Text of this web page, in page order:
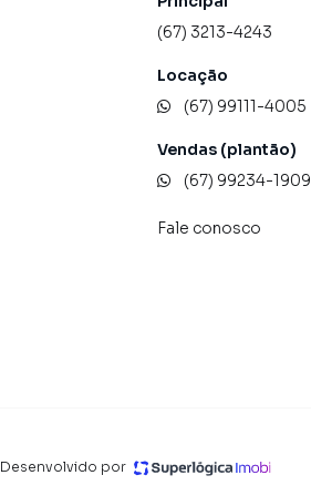
(67) 3213-4243
Locação
(67) 99111-4005
Vendas (plantão)
(67) 99234-1909
Fale conosco
Desenvolvido por